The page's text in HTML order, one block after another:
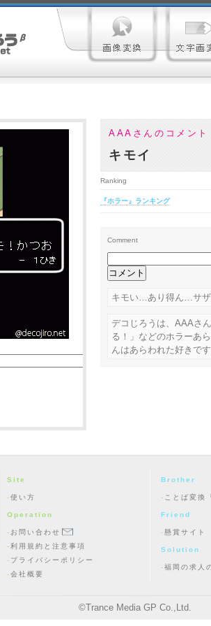
AAAさんのコメント
キモイ
Ranking
『ホラー』ランキング
Comment
キモい…あり得ん…サ
デコじろうは、AAAさ
る！」などのホラーあ
んはあらわれた好きで
Site
使い方
Operation
お問い合わせ
利用規約と注意事項
プライバシーポリシー
会社概要
Brother
ことば変換
Friend
懸賞サイト
Solution
福岡の求人
©Trance Media GP Co.,Ltd.